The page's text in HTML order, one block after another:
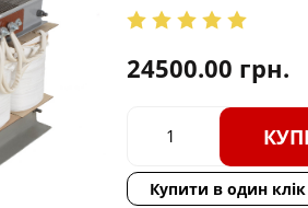
24500.00 грн.
Купити в один клік